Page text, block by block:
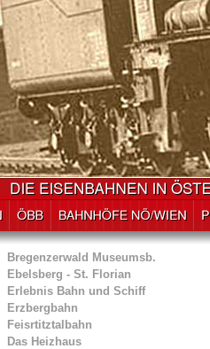
Bregenzerwald Museumsb.
Ebelsberg - St. Florian
Erlebnis Bahn und Schiff
Erzbergbahn
Feisrtitztalbahn
Das Heizhaus